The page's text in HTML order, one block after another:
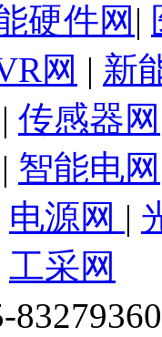
硬件网 |
网 | 新
| 传感器网
| 智能电网
电源网 |
工采网